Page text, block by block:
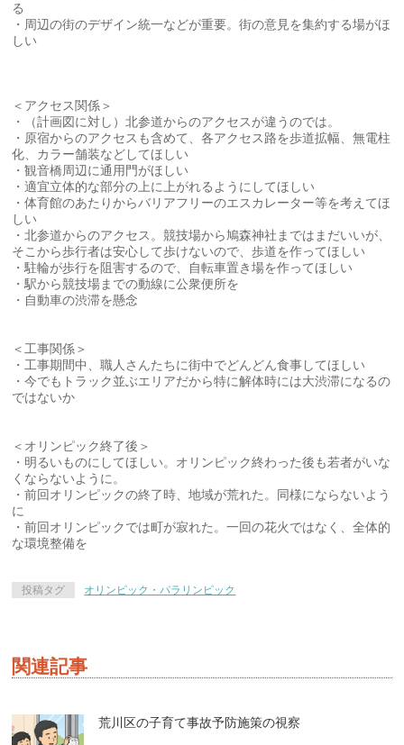
る
・周辺の街のデザイン統一などが重要。街の意見を集約する場がほ
しい
＜アクセス関係＞
・（計画図に対し）北参道からのアクセスが違うのでは。
・原宿からのアクセスも含めて、各アクセス路を歩道拡幅、無電柱
化、カラー舗装などしてほしい
・観音橋周辺に通用門がほしい
・適宜立体的な部分の上に上がれるようにしてほしい
・体育館のあたりからバリアフリーのエスカレーター等を考えてほ
しい
・北参道からのアクセス。競技場から鳩森神社まではまだいいが、
そこから歩行者は安心して歩けないので、歩道を作ってほしい
・駐輪が歩行を阻害するので、自転車置き場を作ってほしい
・駅から競技場までの動線に公衆便所を
・自動車の渋滞を懸念
＜工事関係＞
・工事期間中、職人さんたちに街中でどんどん食事してほしい
・今でもトラック並ぶエリアだから特に解体時には大渋滞になるの
ではないか
＜オリンピック終了後＞
・明るいものにしてほしい。オリンピック終わった後も若者がいな
くならないように。
・前回オリンピックの終了時、地域が荒れた。同様にならないよう
に
・前回オリンピックでは町が寂れた。一回の花火ではなく、全体的
な環境整備を
投稿タグ オリンピック・パラリンピック
関連記事
荒川区の子育て事故予防施策の視察